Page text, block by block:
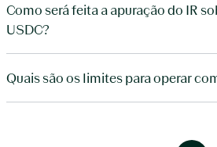
Como será feita a apuração do IR
USDC?
Quais são os limites para operar